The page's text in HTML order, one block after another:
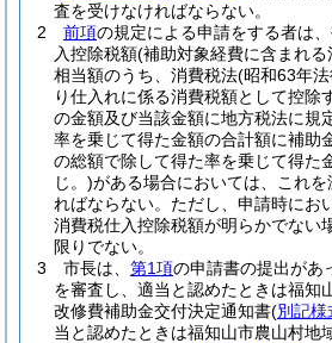
査を受けなければならない。
2
前項の規定による申請をする者は
入控除税額(補助対象経費に含まれ
相当額のうち、消費税法(昭和63年
り仕入れに係る消費税額として控除
の金額及び当該金額に地方税法に規
率を乗じて得た金額の合計額に補助
の総額で除して得た率を乗じて得た
じ。)がある場合においては、これ
ればならない。 ただし、申請時にお
消費税仕入控除税額が明らかでない
限りでない。
3
市長は、 第1項の申請書の提出があ
を審査し、適当と認めたときは福知
改修費補助金交付決定通知書(別記様
当と認めたときは福知山市農山村地